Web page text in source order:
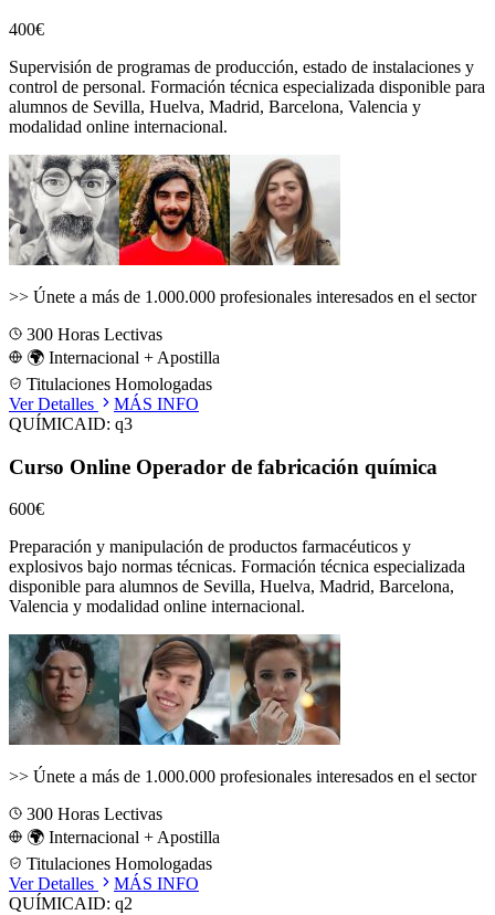
400€
Supervisión de programas de producción, estado de instalaciones y
control de personal. Formación técnica especializada disponible para
alumnos de Sevilla, Huelva, Madrid, Barcelona, Valencia y
modalidad online internacional.
>> Únete a más de 1.000.000 profesionales interesados en el sector
300 Horas Lectivas
🌍 Internacional + Apostilla
Titulaciones Homologadas
Ver Detalles
MÁS INFO
QUÍMICAID: q3
Curso Online Operador de fabricación química
600€
Preparación y manipulación de productos farmacéuticos y
explosivos bajo normas técnicas. Formación técnica especializada
disponible para alumnos de Sevilla, Huelva, Madrid, Barcelona,
Valencia y modalidad online internacional.
>> Únete a más de 1.000.000 profesionales interesados en el sector
300 Horas Lectivas
🌍 Internacional + Apostilla
Titulaciones Homologadas
Ver Detalles
MÁS INFO
QUÍMICAID: q2